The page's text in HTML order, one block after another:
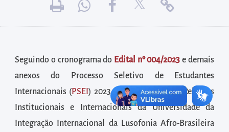
postas
no
rodapé
Seguindo o cronograma do Edital nº 004/2023 e demais
anexos do Processo Seletivo de Estudantes
Internacionais (PSEI) 2023, a Pró-Reitoria de Relações
Institucionais e Internacionais da Universidade da
Integração Internacional da Lusofonia Afro-Brasileira